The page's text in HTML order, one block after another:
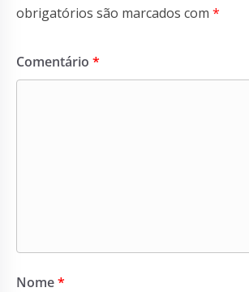
obrigatórios são marcados com *
Comentário *
Nome*